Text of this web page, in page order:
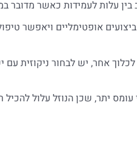
אופטימליים ויאפשר
אחר, יש לבחור ניקוזית
עומס יתר, שכן הנוזל עלול